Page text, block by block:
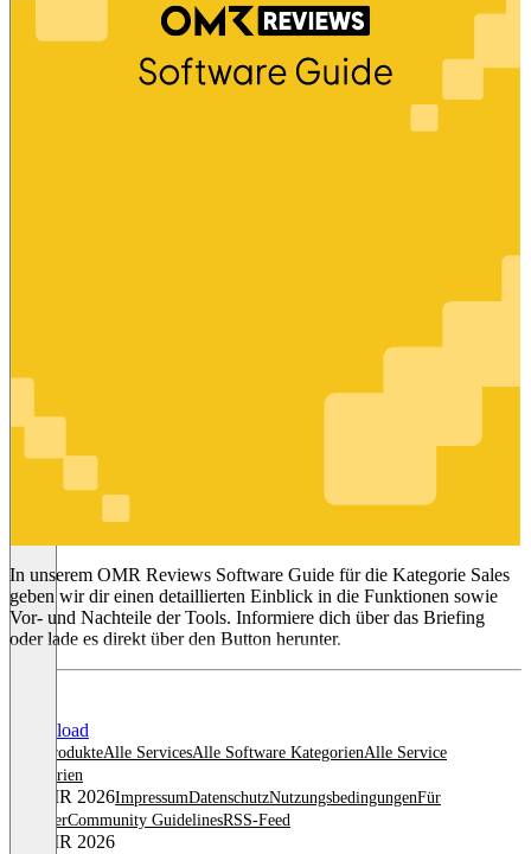
Sales
In unserem OMR Reviews Software Guide für die Kategorie Sales
geben wir dir einen detaillierten Einblick in die Funktionen sowie
Vor- und Nachteile der Tools. Informiere dich über das Briefing
oder lade es direkt über den Button herunter.
Download
Alle ProdukteAlle ServicesAlle Software KategorienAlle Service
Kategorien
© OMR 2026ImpressumDatenschutzNutzungsbedingungenFür
AnbieterCommunity GuidelinesRSS-Feed
© OMR 2026